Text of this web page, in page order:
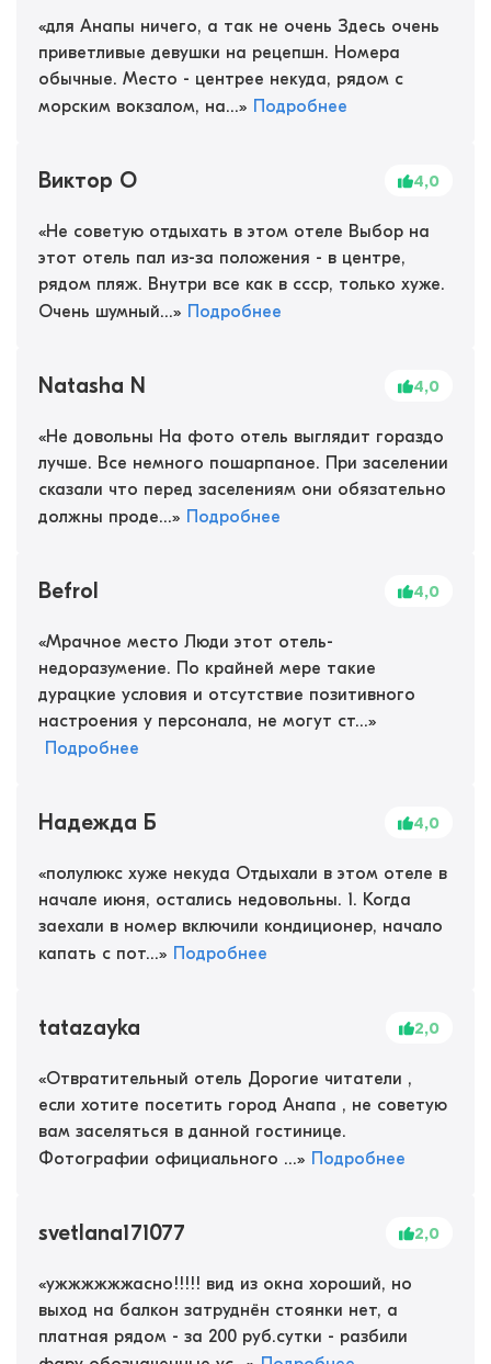
«для Анапы ничего, а так не очень Здесь очень
приветливые девушки на рецепшн. Номера
обычные. Место - центрее некуда, рядом с
морским вокзалом, на...» Подробнее
Виктор О 4,0
«Не советую отдыхать в этом отеле Выбор на
этот отель пал из-за положения - в центре,
рядом пляж. Внутри все как в ссср, только хуже.
Очень шумный...» Подробнее
Natasha N 4,0
«Не довольны На фото отель выглядит гораздо
лучше. Все немного пошарпаное. При заселении
сказали что перед заселениям они обязательно
должны проде...» Подробнее
Befrol 4,0
«Мрачное место Люди этот отель-
недоразумение. По крайней мере такие
дурацкие условия и отсутствие позитивного
настроения у персонала, не могут ст...»
Подробнее
Надежда Б 4,0
«полулюкс хуже некуда Отдыхали в этом отеле в
начале июня, остались недовольны. 1. Когда
заехали в номер включили кондиционер, начало
капать с пот...» Подробнее
tatazayka 2,0
«Отвратительный отель Дорогие читатели ,
если хотите посетить город Анапа , не советую
вам заселяться в данной гостинице.
Фотографии официального ...» Подробнее
svetlana171077 2,0
«ужжжжжжасно!!!!! вид из окна хороший, но
выход на балкон затруднён стоянки нет, а
платная рядом - за 200 руб.сутки - разбили